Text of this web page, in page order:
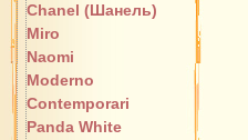
Chanel (Шанель)
Miro
Naomi
Moderno
Contemporari
Panda White